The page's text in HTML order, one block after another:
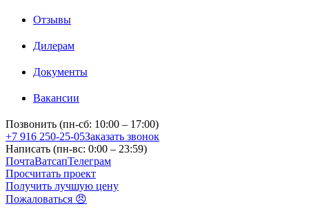
Отзывы
Дилерам
Документы
Вакансии
Позвонить (пн-сб: 10:00 – 17:00)
+7 916 250-25-05Заказать звонок
Написать (пн-вс: 0:00 – 23:59)
ПочтаВатсапТелеграм
Просчитать проект
Получить лучшую цену
Пожаловаться 😠